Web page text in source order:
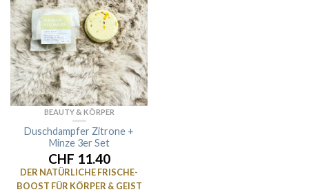
BEAUTY & KÖRPER
Duschdampfer Zitrone +
Minze 3er Set
CHF 11.40
DER NATÜRLICHE FRISCHE-
BOOST FÜR KÖRPER & GEIST